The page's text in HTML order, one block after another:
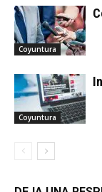
Coyuntura
Coyuntura